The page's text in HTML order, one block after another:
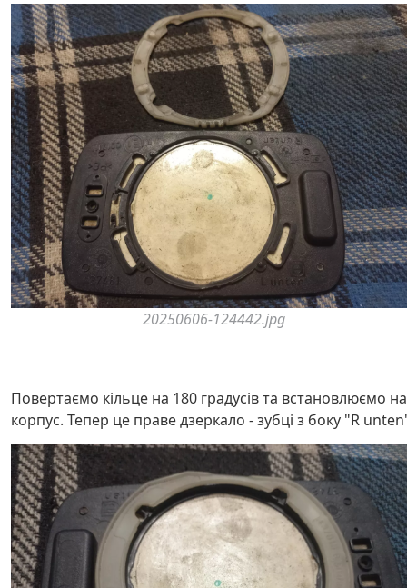
20250606-124442.jpg
Повертаємо кільце на 180 градусів та встановлюємо на
корпус. Тепер це праве дзеркало - зубці з боку "R